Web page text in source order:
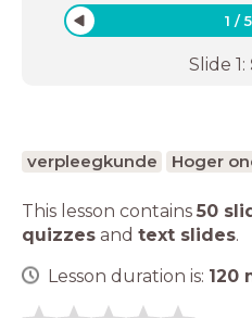
1 /
Slide 1:
verpleegkunde Hoger
This lesson contains 50
quizzes and text slides.
Lesson duration is: 120